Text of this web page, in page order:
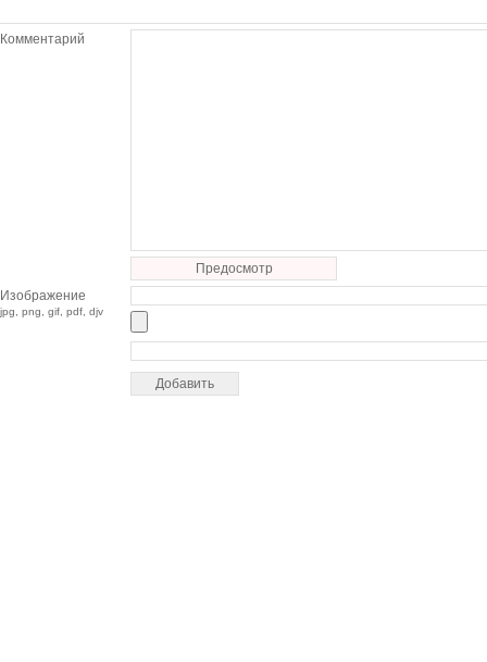
Комментарий
Предосмотр
Изображение
jpg, png, gif, pdf, djv